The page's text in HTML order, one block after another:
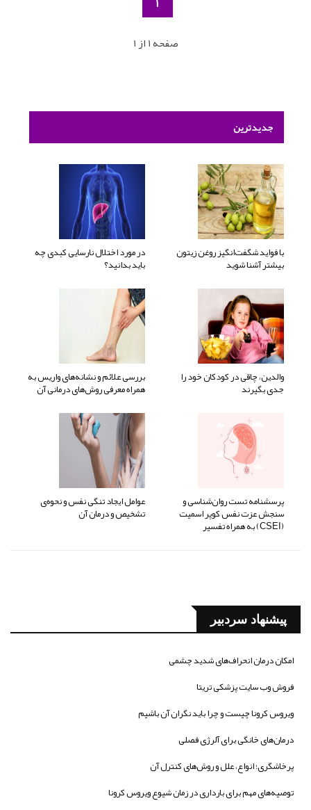
صفحه 1 از 1
جدیدترین
با فواید شگفت‌انگیز روغن زیتون
بیشتر آشنا شوید
در مورد اختلال نارسایی کبدی چه
باید بدانید؟
والدین، چاقی در کودکان خود را
جدی بگیرند
بررسی علائم و نشانه‌های واریس به
همراه معرفی روش‌های درمانی آن
پرسشنامه تست روان‌شناسی و
سنجش عزت نفس کوپر اسمیت
(CSEI) به همراه تفسیر
عوامل ایجاد تنگی نفس و نحوه‌ی
تشخیص و درمان آن
پیشنهاد سردبیر
امکان درمان انحراف‌های شدید چشمی
فروش وب سایت پزشکی تریتا
ویروس کرونا چیست و چرا باید نگران آن باشیم
درمان‌های خانگی برای آلرژی فصلی
پرخاشگری؛ انواع، علل و روش‌های کنترل آن
توصیه‌های مهم برای بارداری در زمان شیوع ویروس کرونا